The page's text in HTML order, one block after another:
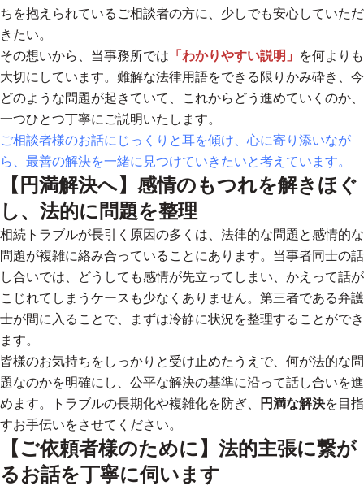
ちを抱えられているご相談者の方に、少しでも安心していただ
きたい。
その想いから、当事務所では 「わかりやすい説明」
を何よりも
大切にしています。難解な法律用語をできる限りかみ砕き、今
どのような問題が起きていて、これからどう進めていくのか、
一つひとつ丁寧にご説明いたします。
ご相談者様のお話にじっくりと耳を傾け、心に寄り添いなが
ら、最善の解決を一緒に見つけていきたいと考えています。
【円満解決へ】感情のもつれを解きほぐ
し、法的に問題を整理
相続トラブルが長引く原因の多くは、法律的な問題と感情的な
問題が複雑に絡み合っていることにあります。当事者同士の話
し合いでは、どうしても感情が先立ってしまい、かえって話が
こじれてしまうケースも少なくありません。 第三者である弁護
士が間に入ることで、まずは冷静に状況を整理することができ
ます。
皆様のお気持ちをしっかりと受け止めたうえで、何が法的な問
題なのかを明確にし、公平な解決の基準に沿って話し合いを進
めます。トラブルの長期化や複雑化を防ぎ、
円満な解決を目指
すお手伝いをさせてください。
【ご依頼者様のために】法的主張に繋が
るお話を丁寧に伺います